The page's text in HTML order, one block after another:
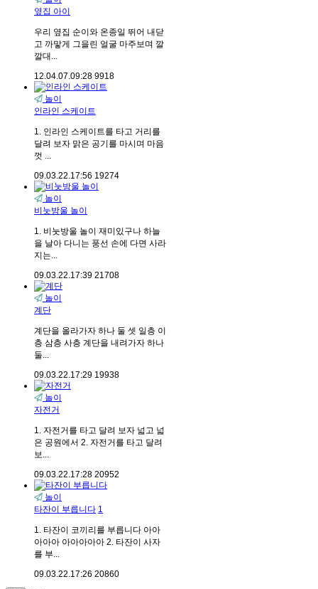
옆집 아이
우리 옆집 순이와 온종일 뛰어 내닫
고 까맣게 그을린 얼굴 마주보며 깔
깔대...
12.04.07.09:28 9918
놀이
인라인 스케이트
1. 인라인 스케이트를 타고 거리를
달려 보자 맑은 공기를 마시며 마음
껏 ...
09.03.22.17:56 19274
놀이
비눗방울 놀이
1. 비눗방울 놀이 재미있구나 하늘
을 날아 다니는 풍선 손에 다면 사라
지는...
09.03.22.17:39 21708
놀이
계단
계단을 올라가자 하나 둘 셋 일층 이
층 삼층 사층 계단을 내려가자 하나
둘...
09.03.22.17:29 19938
놀이
자전거
1. 자전거를 타고 달려 보자 넓고 넓
은 공원에서 2. 자전거를 타고 달려
보...
09.03.22.17:28 20952
놀이
타잔이 부릅니다 1
1. 타잔이 코끼리를 부릅니다 아아
아아아 아아아아아 2. 타잔이 사자
를 부...
09.03.22.17:26 20860